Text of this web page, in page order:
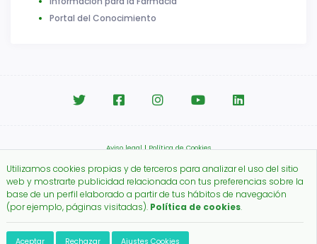
Portal del Conocimiento
Aviso legal|Política de Cookies
Copyright © 2026.
Colegio Oficial de Farmacéuticos de Madrid.
Utilizamos cookies propias y de terceros para analizar el uso del sitio
web y mostrarte publicidad relacionada con tus preferencias sobre la
base de un perfil elaborado a partir de tus hábitos de navegación
(por ejemplo, páginas visitadas). Política de cookies.
Aceptar Rechazar Ajustes Cookies